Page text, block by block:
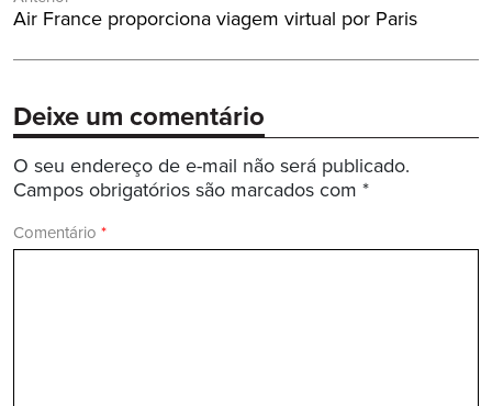
Post
Air France proporciona viagem virtual por Paris
Deixe um comentário
O seu endereço de e-mail não será publicado.
Campos obrigatórios são marcados com *
Comentário *